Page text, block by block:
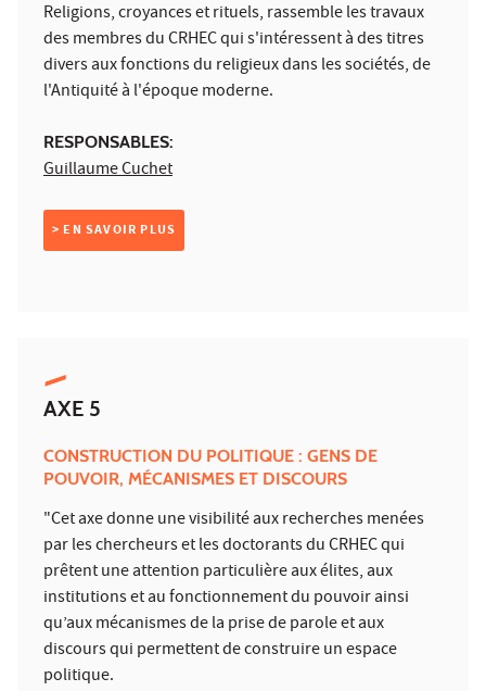
Religions, croyances et rituels, rassemble les travaux
des membres du CRHEC qui s'intéressent à des titres
divers aux fonctions du religieux dans les sociétés, de
l'Antiquité à l'époque moderne.
RESPONSABLES:
Guillaume Cuchet
> EN SAVOIR PLUS
AXE 5
CONSTRUCTION DU POLITIQUE : GENS DE
POUVOIR, MÉCANISMES ET DISCOURS
"Cet axe donne une visibilité aux recherches menées
par les chercheurs et les doctorants du CRHEC qui
prêtent une attention particulière aux élites, aux
institutions et au fonctionnement du pouvoir ainsi
qu’aux mécanismes de la prise de parole et aux
discours qui permettent de construire un espace
politique.